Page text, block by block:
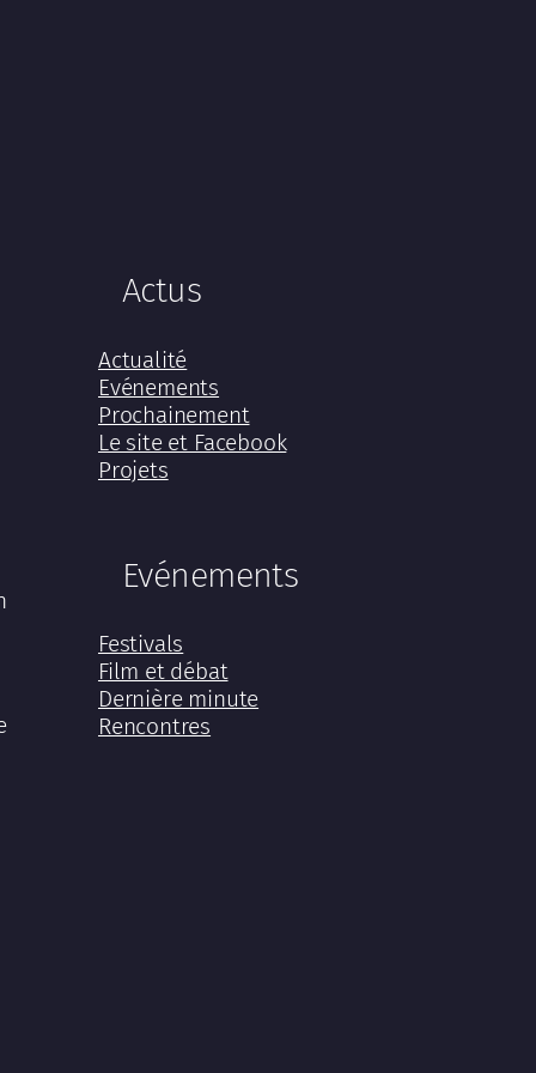
Actus
Actualité
Evénements
Prochainement
Le site et Facebook
Projets
Evénements
Festivals
Film et débat
Dernière minute
Rencontres